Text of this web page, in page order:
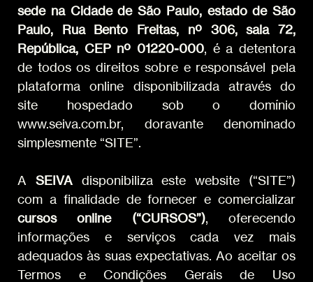
sede na Cidade de São Paulo, estado de São
Paulo, Rua Bento Freitas, nº 306, sala 72,
República, CEP nº 01220-000, é a detentora
de todos os direitos sobre e responsável pela
plataforma online disponibilizada através do
site hospedado sob o domínio
www.seiva.com.br, doravante denominado
simplesmente “SITE”.
A SEIVA disponibiliza este website (“SITE”)
com a finalidade de fornecer e comercializar
cursos online (“CURSOS”), oferecendo
informações e serviços cada vez mais
adequados às suas expectativas. Ao aceitar os
Termos e Condições Gerais de Uso